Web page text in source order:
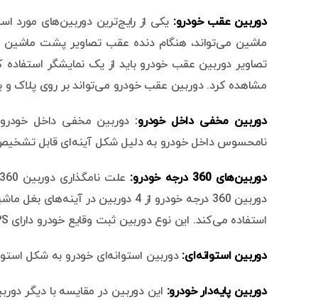
دوربین عقب خودرو: یکی از رایج‌ترین دوربین‌های
ماشین می‌تواند، هنگام دنده عقب تصاویر پشت ماشین
تصاویر دوربین عقب خودرو باید از یک نمایشگر استفاده
مشاهده کرد. دوربین عقب خودرو می‌تواند بر روی
دوربین مخفی داخل خودرو: دوربین مخفی داخل
نامحسوس داخل خودرو به دلیل شکل آینه‌ای قابل
دوربین‌های 360 درجه خودرو :
استفاده می‌کند. این نوع دوربین ثبت وقایع خودرو دارای GPS و قابلیت ردیابی خودرو است.
دوربین استوانه‌ای:دوربین استوانه‌ای خودرو به شکل
دوربین پایه‌دار خودرو: این دوربین در مقایسه با دیگر